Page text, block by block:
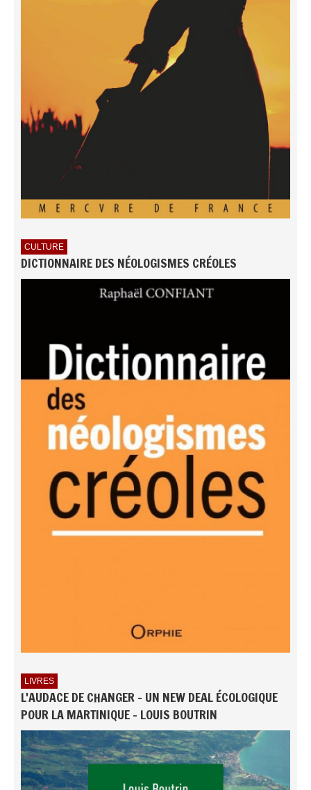
CULTURE
DICTIONNAIRE DES NÉOLOGISMES CRÉOLES
LIVRES
L'AUDACE DE CHANGER - UN NEW DEAL ÉCOLOGIQUE
POUR LA MARTINIQUE - LOUIS BOUTRIN